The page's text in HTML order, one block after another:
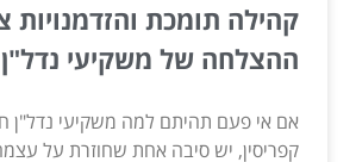
קהילה תומכת והזדמנויות
ההצלחה של משקיעי נדל"ן
אם אי פעם תהיתם למה משקיעי נדל"ן
קפריסין, יש סיבה אחת שחוזרת על